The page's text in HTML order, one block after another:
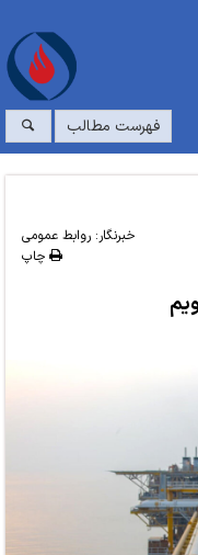
فهرست مطالب
خبرنگار: روابط عمومی
چاپ